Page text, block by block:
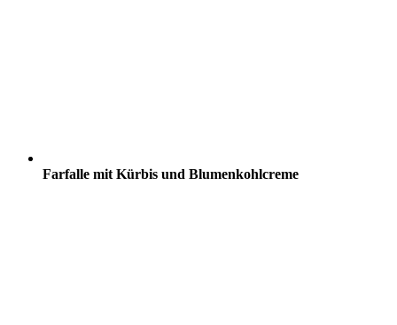
Farfalle mit Kürbis und Blumenkohlcreme